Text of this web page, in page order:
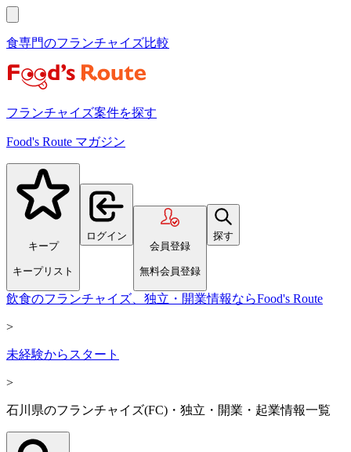
食専門のフランチャイズ比較
フランチャイズ案件を探す
Food's Route マガジン
キープ
キープリスト
ログイン
会員登録
無料会員登録
探す
飲食のフランチャイズ、独立・開業情報ならFood's Route
>
未経験からスタート
>
石川県のフランチャイズ(FC)・独立・開業・起業情報一覧